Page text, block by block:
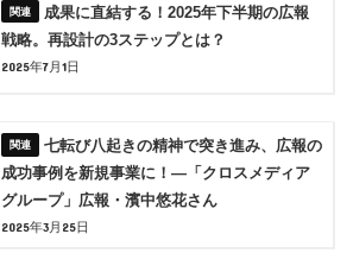
成果に直結する！2025年下半期の広報
戦略。再設計の3ステップとは？
2025年7月1日
七転び八起きの精神で突き進み、広報の
成功事例を新規事業に！―「クロスメディア
グループ」広報・濱中悠花さん
2025年3月25日